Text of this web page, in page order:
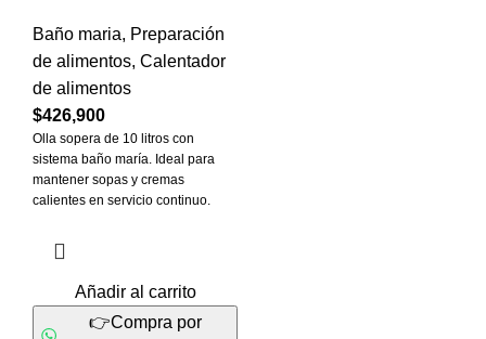
Baño maria, Preparación
de alimentos, Calentador
de alimentos
$426,900
Olla sopera de 10 litros con
sistema baño maría. Ideal para
mantener sopas y cremas
calientes en servicio continuo.
Añadir al carrito
👉Compra por